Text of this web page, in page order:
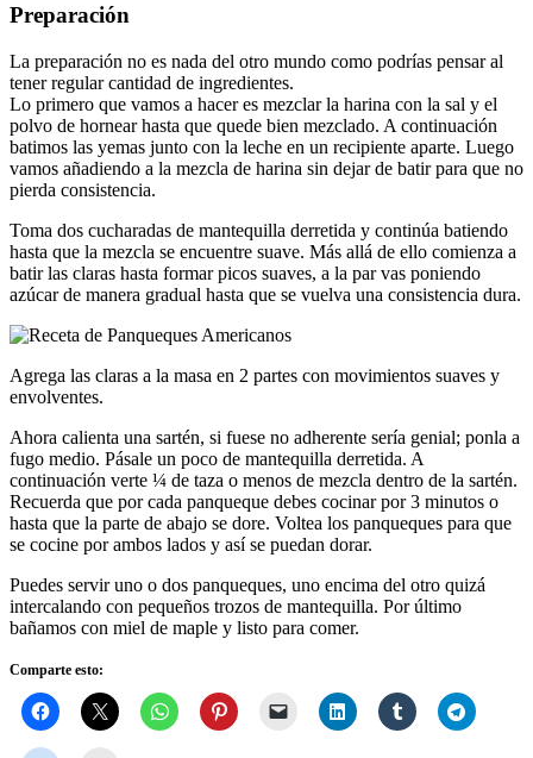
Preparación
La preparación no es nada del otro mundo como podrías pensar al
tener regular cantidad de ingredientes.
Lo primero que vamos a hacer es mezclar la harina con la sal y el
polvo de hornear hasta que quede bien mezclado. A continuación
batimos las yemas junto con la leche en un recipiente aparte. Luego
vamos añadiendo a la mezcla de harina sin dejar de batir para que no
pierda consistencia.
Toma dos cucharadas de mantequilla derretida y continúa batiendo
hasta que la mezcla se encuentre suave. Más allá de ello comienza a
batir las claras hasta formar picos suaves, a la par vas poniendo
azúcar de manera gradual hasta que se vuelva una consistencia dura.
Agrega las claras a la masa en 2 partes con movimientos suaves y
envolventes.
Ahora calienta una sartén, si fuese no adherente sería genial; ponla a
fugo medio. Pásale un poco de mantequilla derretida. A
continuación verte ¼ de taza o menos de mezcla dentro de la sartén.
Recuerda que por cada panqueque debes cocinar por 3 minutos o
hasta que la parte de abajo se dore. Voltea los panqueques para que
se cocine por ambos lados y así se puedan dorar.
Puedes servir uno o dos panqueques, uno encima del otro quizá
intercalando con pequeños trozos de mantequilla. Por último
bañamos con miel de maple y listo para comer.
Comparte esto: